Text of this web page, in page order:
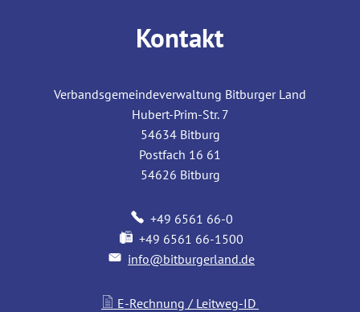
Kontakt
Verbandsgemeindeverwaltung Bitburger Land
Hubert-Prim-Str. 7
54634 Bitburg
Postfach 16 61
54626 Bitburg
+49 6561 66-0
+49 6561 66-1500
info@bitburgerland.de
E-Rechnung / Leitweg-ID